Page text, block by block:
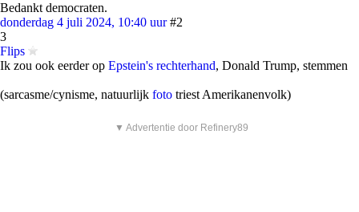
Bedankt democraten.
donderdag 4 juli 2024, 10:40 uur #2
3
Flips
Ik zou ook eerder op Epstein's rechterhand, Donald Trump, stemmen
(sarcasme/cynisme, natuurlijk foto triest Amerikanenvolk)
▼ Advertentie door Refinery89